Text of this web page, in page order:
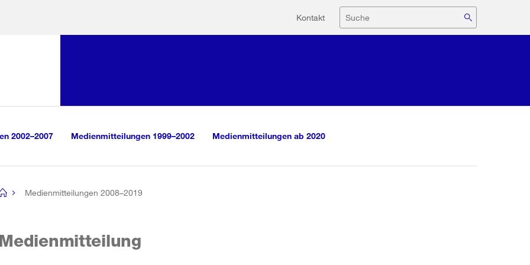
Hilfsnavigation
Kontakt Suche
2002–2007 Medienmitteilungen 1999–2002 Medienmitteilungen ab 2020
Medienmitteilungen 2008–2019